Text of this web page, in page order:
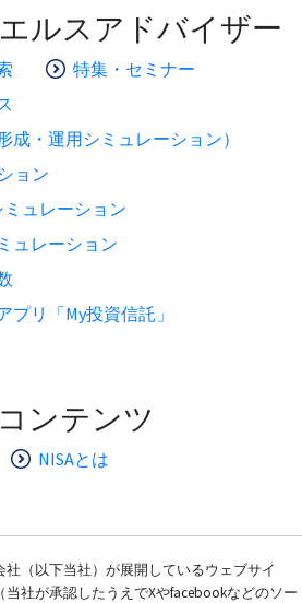
ルスアドバイザー
特集・セミナー
成・運用シミュレーション）
ョン
ミュレーション
ュレーション
プリ「My投資信託」
ンテンツ
NISAとは
（以下当社）が展開しているウェブサイ
当社が承認したうえでXやfacebookなどのソー